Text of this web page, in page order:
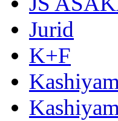
Jurid
K+F